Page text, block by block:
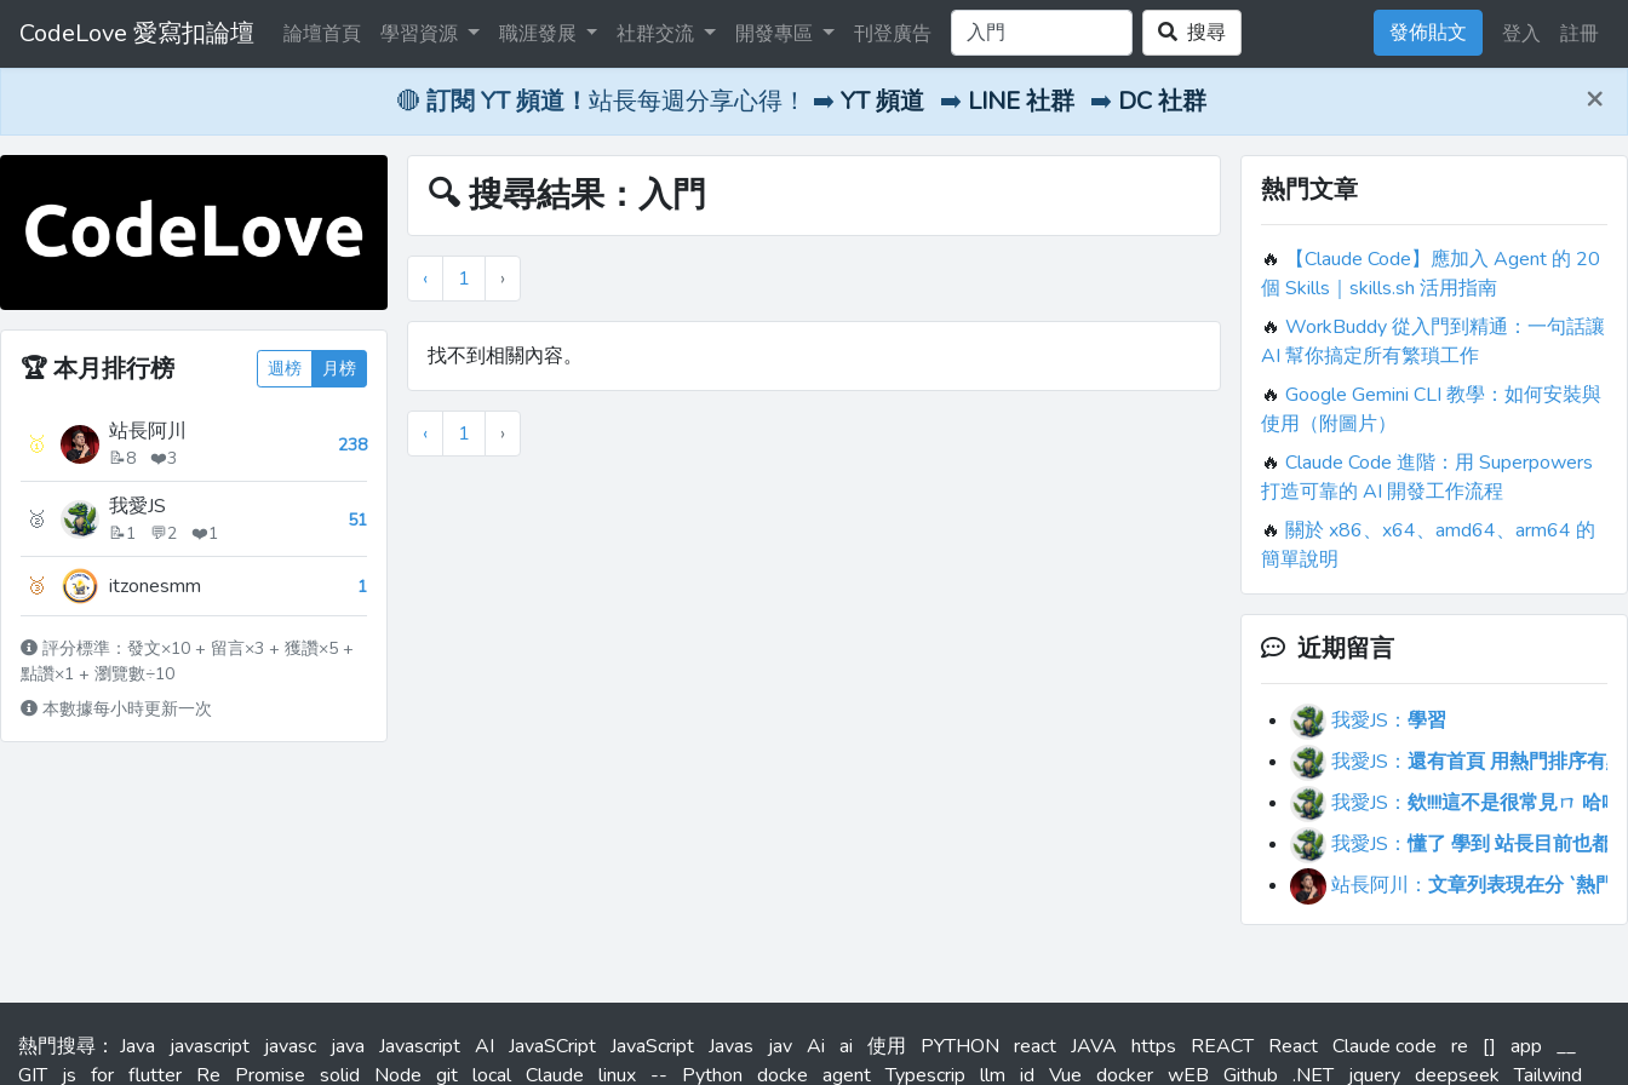
CodeLove 愛寫扣論壇 論壇首頁 學習資源 職涯發展 社群交流 開發專區 刊登廣告 搜尋 發佈貼文 登入 註冊
🔴 訂閱 YT 頻道！ 站長每週分享心得！ ➡️ YT 頻道 ➡️ LINE 社群 ➡️ DC 社群 ×
🏆本月排行榜 週榜 月榜
🥇 站長阿川
📝8 ❤️3
238
🥈 我愛JS
📝1 💬2 ❤️1
51
🥉 itzonesmm 1
評分標準：發文×10 + 留言×3 + 獲讚×5 +
點讚×1 + 瀏覽數÷10
本數據每小時更新一次
🔍 搜尋結果：入門
‹ 1 ›
找不到相關內容。
‹ 1 ›
熱門文章
🔥
【Claude Code】應加入 Agent 的 20
個 Skills｜skills.sh 活用指南
🔥 WorkBuddy 從入門到精通：一句話讓
AI 幫你搞定所有繁瑣工作
🔥 Google Gemini CLI 教學：如何安裝與
使用（附圖片）
🔥 Claude Code 進階：用 Superpowers
打造可靠的 AI 開發工作流程
🔥 關於 x86、x64、amd64、arm64 的
簡單說明
近期留言
我愛JS： 學習
我愛JS： 還有首頁 用熱門排序有
我愛JS： 欸!!!!這不是很常見ㄇ 哈
我愛JS：懂了 學到 站長目前也都
站長阿川： 文章列表現在分 `熱門
熱門搜尋 ： Java javascript javasc java Javascript AI JavaSCript JavaScript Javas jav Ai ai 使用 PYTHON react JAVA https REACT React Claude code re [] app __
GIT js for flutter Re Promise solid Node git local Claude linux -- Python docke agent Typescrip llm id Vue docker wEB Github .NET jquery deepseek Tailwind